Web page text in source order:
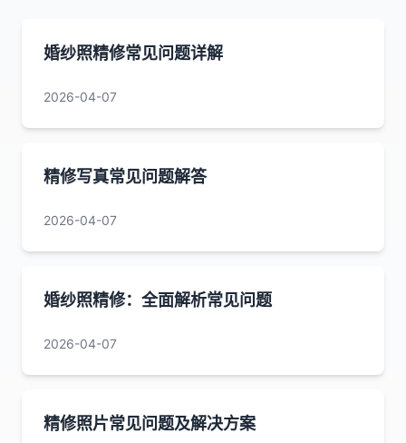
婚纱照精修常见问题详解
2026-04-07
精修写真常见问题解答
2026-04-07
婚纱照精修：全面解析常见问题
2026-04-07
精修照片常见问题及解决方案